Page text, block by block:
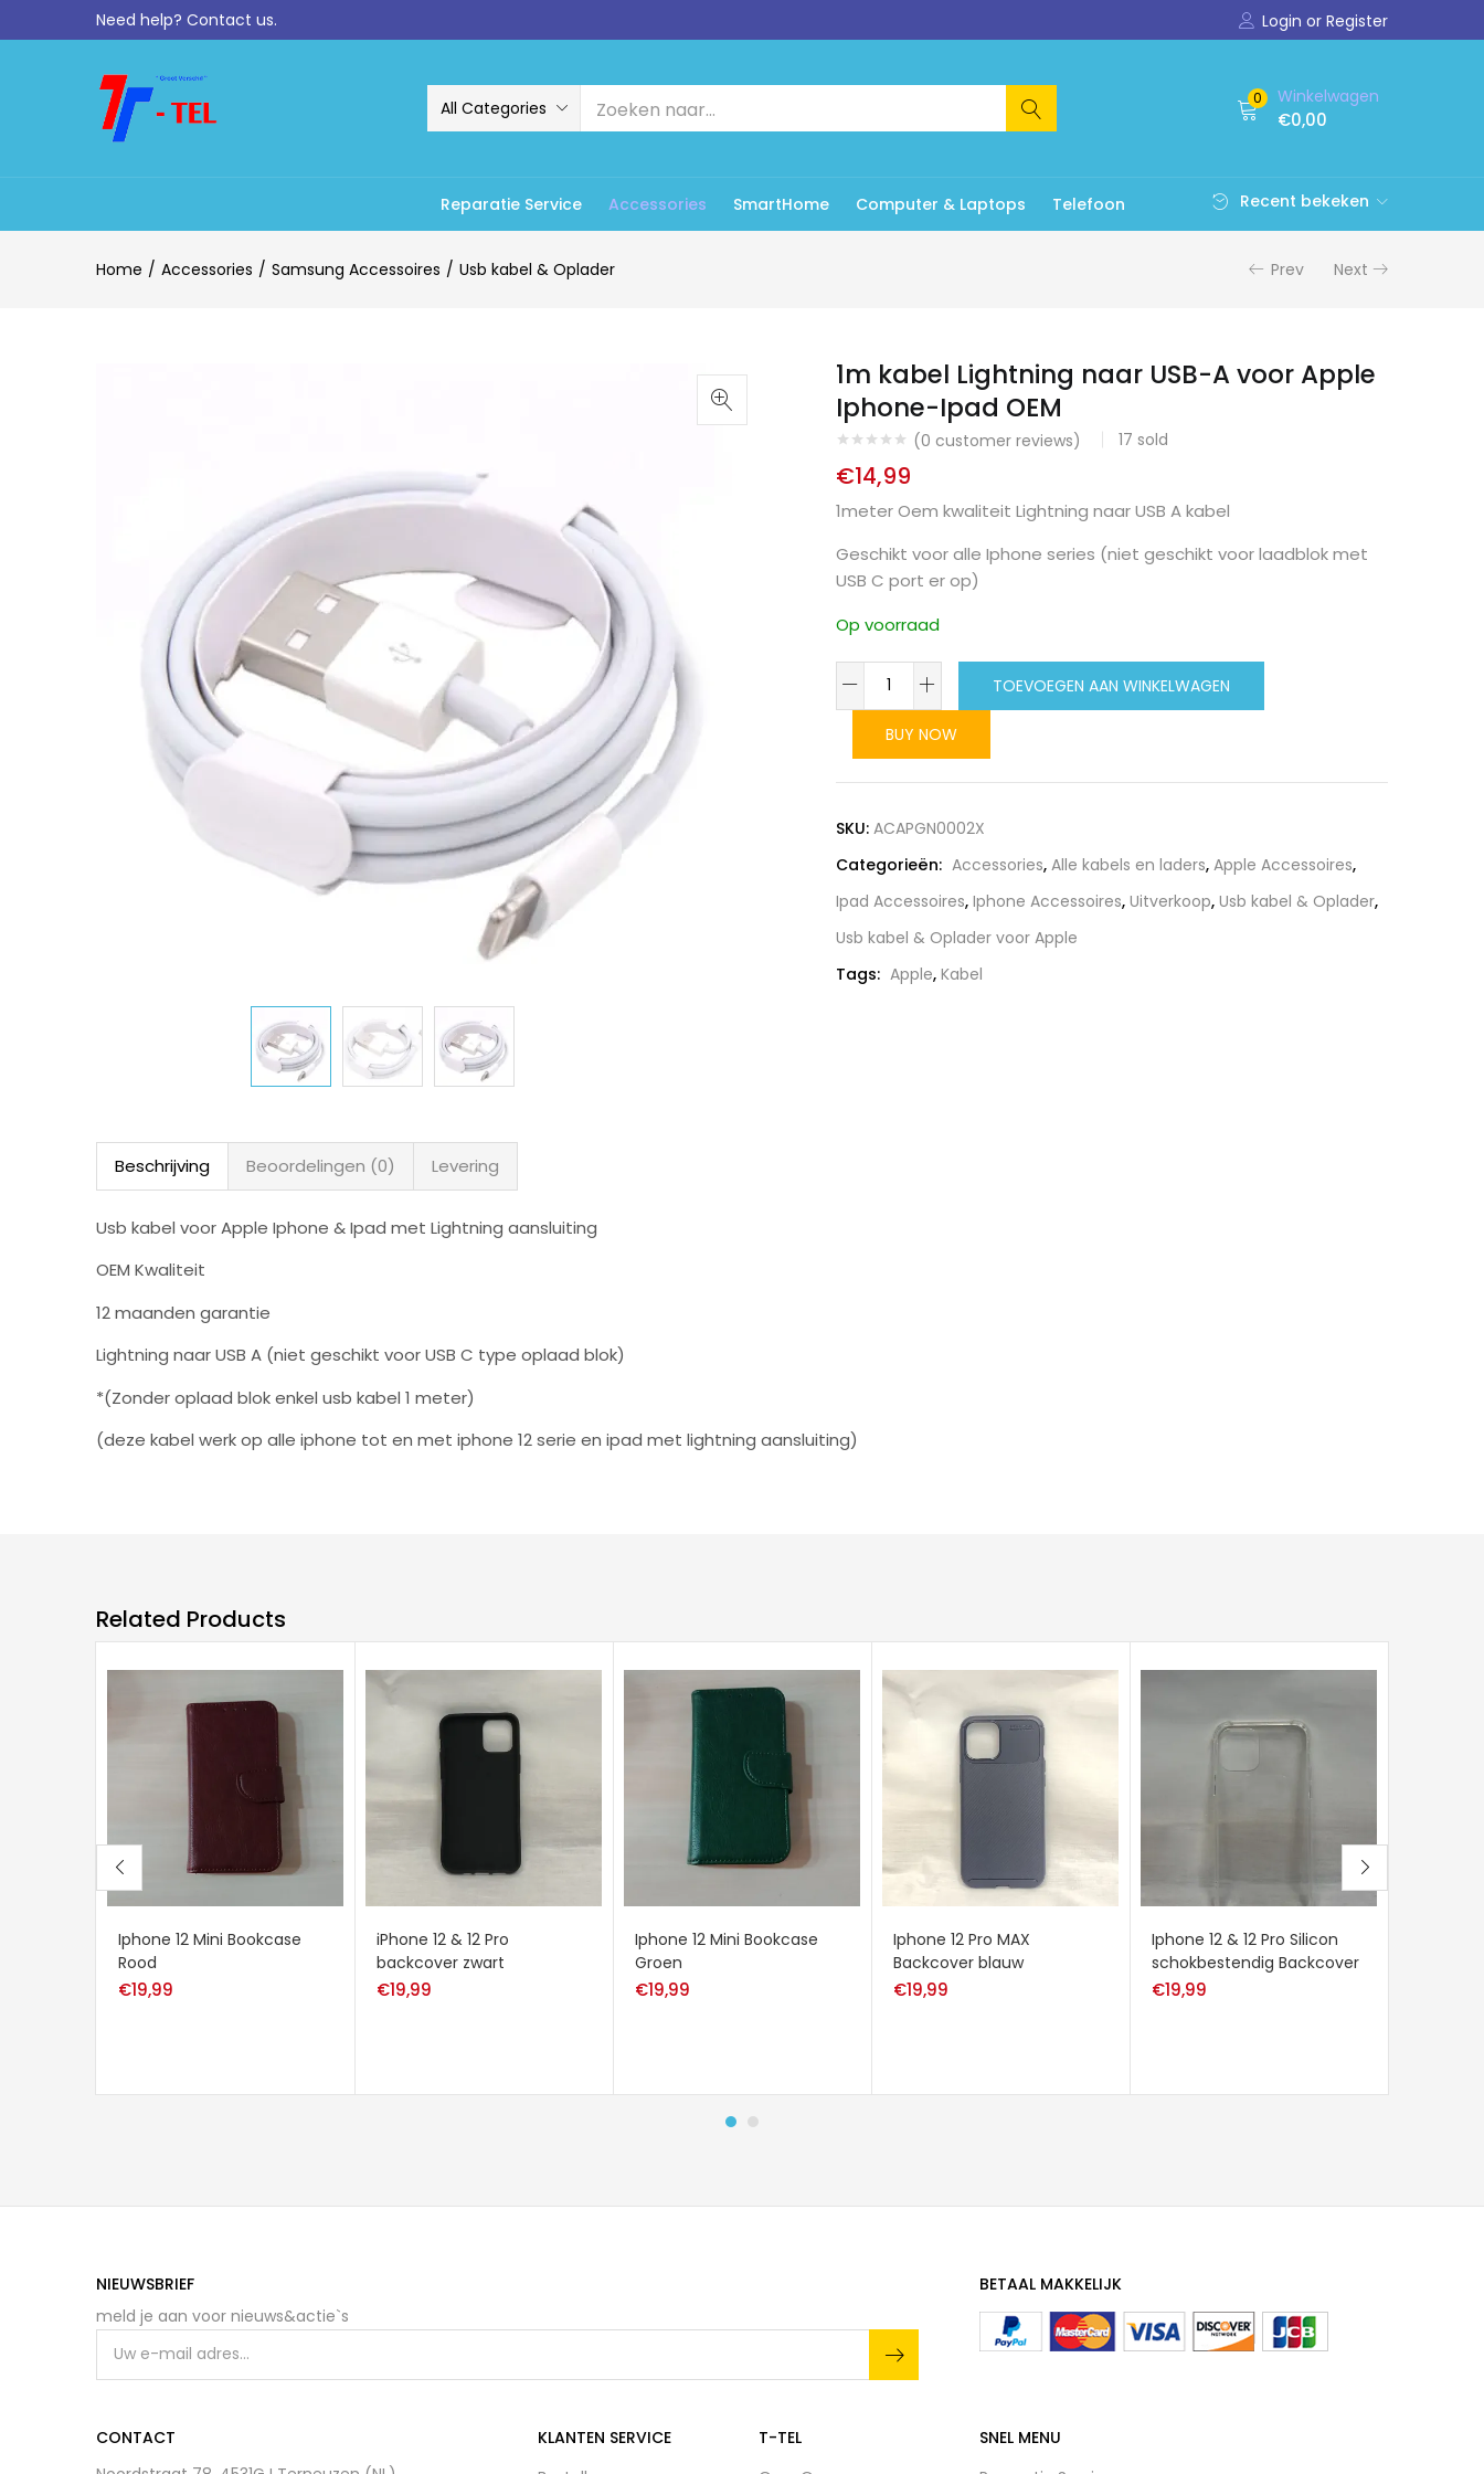
Need help? Contact us. Login or Register
All Categories 0 Winkelwagen
€0,00
Reparatie Service Accessories SmartHome Computer & Laptops Telefoon Recent bekeken
Home Accessories Samsung Accessoires Usb kabel & Oplader Prev Next
1m kabel Lightning naar USB-A voor Apple
Iphone-Ipad OEM
(0 customer reviews) 17 sold
€14,99
1meter Oem kwaliteit Lightning naar USB A kabel
Geschikt voor alle Iphone series (niet geschikt voor laadblok met
USB C port er op)
Op voorraad
Lightning
naar
USB-
A
Apple
Iphone-
Ipad
aantal
TOEVOEGEN AAN WINKELWAGEN
BUY NOW
SKU: ACAPGN0002X
Categorieën: Accessories, Alle kabels en laders, Apple Accessoires,
Ipad Accessoires, Iphone Accessoires, Uitverkoop, Usb kabel & Oplader,
Usb kabel & Oplader voor Apple
Tags: Apple, Kabel
Beschrijving Beoordelingen (0) Levering
Usb kabel voor Apple Iphone & Ipad met Lightning aansluiting
OEM Kwaliteit
12 maanden garantie
Lightning naar USB A (niet geschikt voor USB C type oplaad blok)
*(Zonder oplaad blok enkel usb kabel 1 meter)
(deze kabel werk op alle iphone tot en met iphone 12 serie en ipad met lightning aansluiting)
Related Products
Iphone 12 Mini Bookcase
Rood
€19,99
iPhone 12 & 12 Pro
backcover zwart
€19,99
Iphone 12 Mini Bookcase
Groen
€19,99
Iphone 12 Pro MAX
Backcover blauw
€19,99
Iphone 12 & 12 Pro Silicon
schokbestendig Backcover
€19,99
NIEUWSBRIEF
meld je aan voor nieuws&actie`s
BETAAL MAKKELIJK
CONTACT
KLANTEN SERVICE
T-TEL
SNEL MENU